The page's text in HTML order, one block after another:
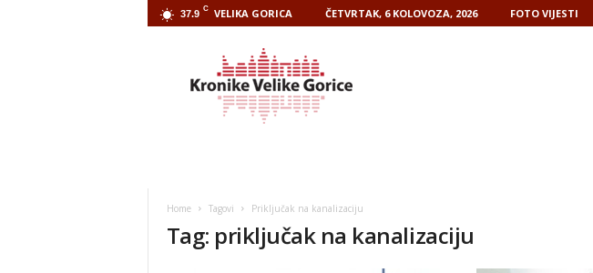
37.9 C VELIKA GORICA ČETVRTAK, 6 KOLOVOZA, 2026 FOTO VIJESTI
Home Tagovi Priključak na kanalizaciju
Tag: priključak na kanalizaciju